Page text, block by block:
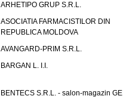
ARHETIPO GRUP S.R.L.
ASOCIATIA FARMACISTILOR DIN
REPUBLICA MOLDOVA
AVANGARD-PRIM S.R.L.
BARGAN L. I.I.
BENTECS S.R.L. - salon-magazin